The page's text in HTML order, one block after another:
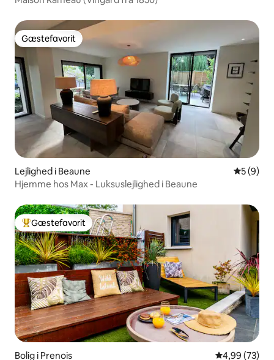
Gæstefavorit
Gæstefavorit
Lejlighed i Beaune 5 ud af 5
5 (9)
Hjemme hos Max - Luksuslejlighed i Beaune
Bedste gæstefavorit
Gæstefavorit
Bolig i Prenois 4,99 ud af 5 i
4,99 (73)